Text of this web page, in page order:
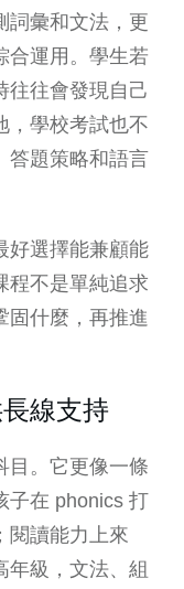
詞彙和文法，更
合運用。學生若
往往會發現自己
，學校考試也不
答題策略和語言
好選擇能兼顧能
程不是單純追求
固什麼，再推進
線支持
目。它更像一條
子在 phonics 打
閱讀能力上來
年級，文法、組